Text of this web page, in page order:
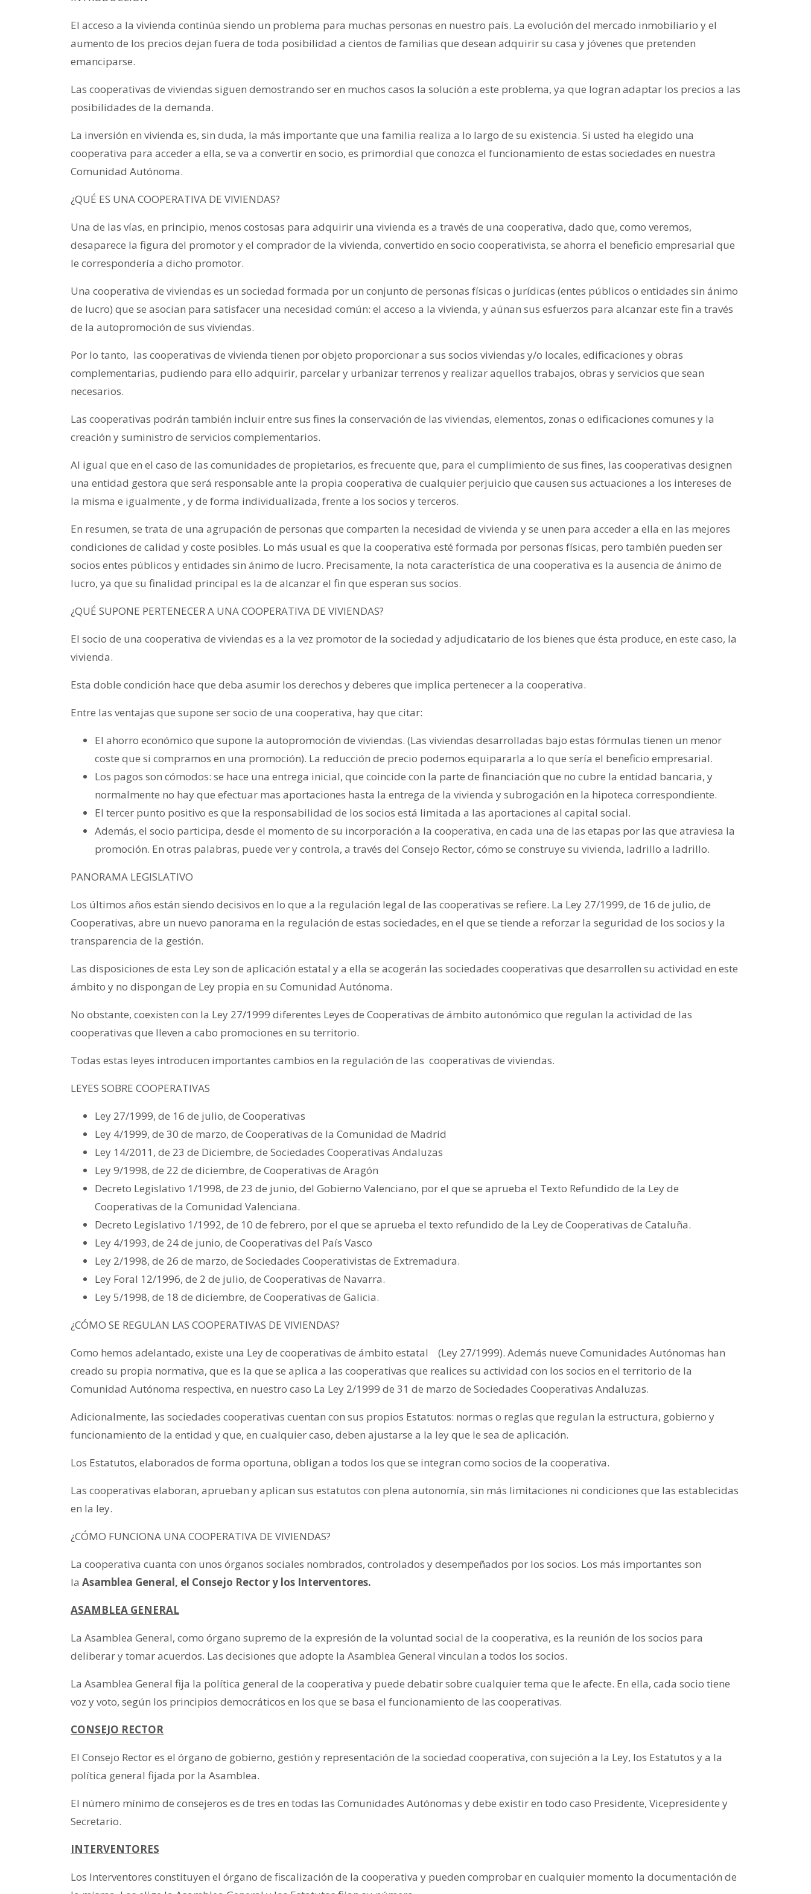
El acceso a la vivienda continúa siendo un problema para muchas personas en nuestro país. La evolución del mercado inmobiliario y el
aumento de los precios dejan fuera de toda posibilidad a cientos de familias que desean adquirir su casa y jóvenes que pretenden
emanciparse.
Las cooperativas de viviendas siguen demostrando ser en muchos casos la solución a este problema, ya que logran adaptar los precios a las
posibilidades de la demanda.
La inversión en vivienda es, sin duda, la más importante que una familia realiza a lo largo de su existencia. Si usted ha elegido una
cooperativa para acceder a ella, se va a convertir en socio, es primordial que conozca el funcionamiento de estas sociedades en nuestra
Comunidad Autónoma.
¿QUÉ ES UNA COOPERATIVA DE VIVIENDAS?
Una de las vías, en principio, menos costosas para adquirir una vivienda es a través de una cooperativa, dado que, como veremos,
desaparece la figura del promotor y el comprador de la vivienda, convertido en socio cooperativista, se ahorra el beneficio empresarial que
le correspondería a dicho promotor.
Una cooperativa de viviendas es un sociedad formada por un conjunto de personas físicas o jurídicas (entes públicos o entidades sin ánimo
de lucro) que se asocian para satisfacer una necesidad común: el acceso a la vivienda, y aúnan sus esfuerzos para alcanzar este fin a través
de la autopromoción de sus viviendas.
Por lo tanto, las cooperativas de vivienda tienen por objeto proporcionar a sus socios viviendas y/o locales, edificaciones y obras
complementarias, pudiendo para ello adquirir, parcelar y urbanizar terrenos y realizar aquellos trabajos, obras y servicios que sean
necesarios.
Las cooperativas podrán también incluir entre sus fines la conservación de las viviendas, elementos, zonas o edificaciones comunes y la
creación y suministro de servicios complementarios.
Al igual que en el caso de las comunidades de propietarios, es frecuente que, para el cumplimiento de sus fines, las cooperativas designen
una entidad gestora que será responsable ante la propia cooperativa de cualquier perjuicio que causen sus actuaciones a los intereses de
la misma e igualmente , y de forma individualizada, frente a los socios y terceros.
En resumen, se trata de una agrupación de personas que comparten la necesidad de vivienda y se unen para acceder a ella en las mejores
condiciones de calidad y coste posibles. Lo más usual es que la cooperativa esté formada por personas físicas, pero también pueden ser
socios entes públicos y entidades sin ánimo de lucro. Precisamente, la nota característica de una cooperativa es la ausencia de ánimo de
lucro, ya que su finalidad principal es la de alcanzar el fin que esperan sus socios.
¿QUÉ SUPONE PERTENECER A UNA COOPERATIVA DE VIVIENDAS?
El socio de una cooperativa de viviendas es a la vez promotor de la sociedad y adjudicatario de los bienes que ésta produce, en este caso, la
vivienda.
Esta doble condición hace que deba asumir los derechos y deberes que implica pertenecer a la cooperativa.
Entre las ventajas que supone ser socio de una cooperativa, hay que citar:
El ahorro económico que supone la autopromoción de viviendas. (Las viviendas desarrolladas bajo estas fórmulas tienen un menor
coste que si compramos en una promoción). La reducción de precio podemos equipararla a lo que sería el beneficio empresarial.
Los pagos son cómodos: se hace una entrega inicial, que coincide con la parte de financiación que no cubre la entidad bancaria, y
normalmente no hay que efectuar mas aportaciones hasta la entrega de la vivienda y subrogación en la hipoteca correspondiente.
El tercer punto positivo es que la responsabilidad de los socios está limitada a las aportaciones al capital social.
Además, el socio participa, desde el momento de su incorporación a la cooperativa, en cada una de las etapas por las que atraviesa la
promoción. En otras palabras, puede ver y controla, a través del Consejo Rector, cómo se construye su vivienda, ladrillo a ladrillo.
PANORAMA LEGISLATIVO
Los últimos años están siendo decisivos en lo que a la regulación legal de las cooperativas se refiere. La Ley 27/1999, de 16 de julio, de
Cooperativas, abre un nuevo panorama en la regulación de estas sociedades, en el que se tiende a reforzar la seguridad de los socios y la
transparencia de la gestión.
Las disposiciones de esta Ley son de aplicación estatal y a ella se acogerán las sociedades cooperativas que desarrollen su actividad en este
ámbito y no dispongan de Ley propia en su Comunidad Autónoma.
No obstante, coexisten con la Ley 27/1999 diferentes Leyes de Cooperativas de ámbito autonómico que regulan la actividad de las
cooperativas que lleven a cabo promociones en su territorio.
Todas estas leyes introducen importantes cambios en la regulación de las cooperativas de viviendas.
LEYES SOBRE COOPERATIVAS
Ley 27/1999, de 16 de julio, de Cooperativas
Ley 4/1999, de 30 de marzo, de Cooperativas de la Comunidad de Madrid
Ley 14/2011, de 23 de Diciembre, de Sociedades Cooperativas Andaluzas
Ley 9/1998, de 22 de diciembre, de Cooperativas de Aragón
Decreto Legislativo 1/1998, de 23 de junio, del Gobierno Valenciano, por el que se aprueba el Texto Refundido de la Ley de
Cooperativas de la Comunidad Valenciana.
Decreto Legislativo 1/1992, de 10 de febrero, por el que se aprueba el texto refundido de la Ley de Cooperativas de Cataluña.
Ley 4/1993, de 24 de junio, de Cooperativas del País Vasco
Ley 2/1998, de 26 de marzo, de Sociedades Cooperativistas de Extremadura.
Ley Foral 12/1996, de 2 de julio, de Cooperativas de Navarra.
Ley 5/1998, de 18 de diciembre, de Cooperativas de Galicia.
¿CÓMO SE REGULAN LAS COOPERATIVAS DE VIVIENDAS?
Como hemos adelantado, existe una Ley de cooperativas de ámbito estatal (Ley 27/1999). Además nueve Comunidades Autónomas han
creado su propia normativa, que es la que se aplica a las cooperativas que realices su actividad con los socios en el territorio de la
Comunidad Autónoma respectiva, en nuestro caso La Ley 2/1999 de 31 de marzo de Sociedades Cooperativas Andaluzas.
Adicionalmente, las sociedades cooperativas cuentan con sus propios Estatutos: normas o reglas que regulan la estructura, gobierno y
funcionamiento de la entidad y que, en cualquier caso, deben ajustarse a la ley que le sea de aplicación.
Los Estatutos, elaborados de forma oportuna, obligan a todos los que se integran como socios de la cooperativa.
Las cooperativas elaboran, aprueban y aplican sus estatutos con plena autonomía, sin más limitaciones ni condiciones que las establecidas
en la ley.
¿CÓMO FUNCIONA UNA COOPERATIVA DE VIVIENDAS?
La cooperativa cuanta con unos órganos sociales nombrados, controlados y desempeñados por los socios. Los más importantes son
la Asamblea General, el Consejo Rector y los Interventores.
ASAMBLEA GENERAL
La Asamblea General, como órgano supremo de la expresión de la voluntad social de la cooperativa, es la reunión de los socios para
deliberar y tomar acuerdos. Las decisiones que adopte la Asamblea General vinculan a todos los socios.
La Asamblea General fija la política general de la cooperativa y puede debatir sobre cualquier tema que le afecte. En ella, cada socio tiene
voz y voto, según los principios democráticos en los que se basa el funcionamiento de las cooperativas.
CONSEJO RECTOR
El Consejo Rector es el órgano de gobierno, gestión y representación de la sociedad cooperativa, con sujeción a la Ley, los Estatutos y a la
política general fijada por la Asamblea.
El número mínimo de consejeros es de tres en todas las Comunidades Autónomas y debe existir en todo caso Presidente, Vicepresidente y
Secretario.
INTERVENTORES
Los Interventores constituyen el órgano de fiscalización de la cooperativa y pueden comprobar en cualquier momento la documentación de